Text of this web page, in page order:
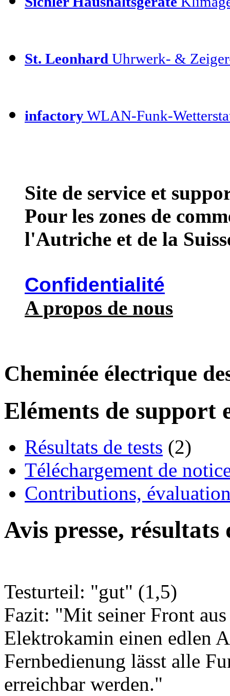
St. Leonhard Uhrwerk- &
infactoryWLAN-Funk-
Site de service et
Pour les zones de
l'Autriche et de la
Confidentialité
A propos de nous
Cheminée électrique
Eléments de support
Résultats de tests (2)
Téléchargement de
Contributions,
Avis presse, résultats
Testurteil: "gut" (1,5)
Fazit: "Mit seiner Front
Elektrokamin einen edlen
Fernbedienung lässt alle
erreichbar werden."